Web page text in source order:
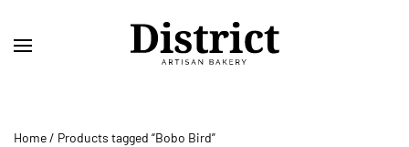
Home/ Products tagged “Bobo Bird”